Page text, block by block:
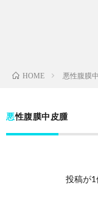
HOME 悪性腹膜
悪性腹膜中皮腫
投稿が1